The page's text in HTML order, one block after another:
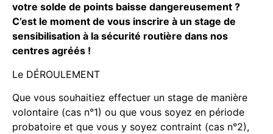
votre solde de points baisse dangereusement ?
C’est le moment de vous inscrire à un stage de
sensibilisation à la sécurité routière dans nos
centres agréés !
Le DÉROULEMENT
Que vous souhaitiez effectuer un stage de manière
volontaire (cas n°1) ou que vous soyez en période
probatoire et que vous y soyez contraint (cas n°2),